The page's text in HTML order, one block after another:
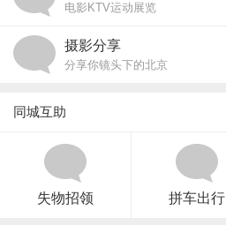
电影KTV运动展览
摄影分享
分享你镜头下的北京
同城互助
失物招领 拼车出行